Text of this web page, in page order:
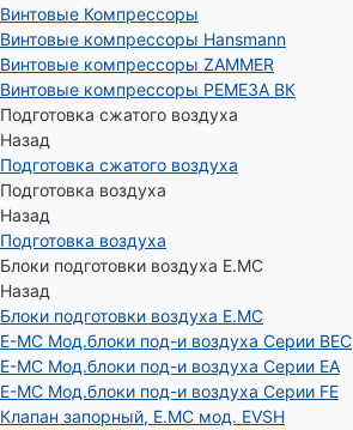
Винтовые Компрессоры
Винтовые компрессоры Hansmann
Винтовые компрессоры ZAMMER
Винтовые компрессоры РЕМЕЗА ВК
Подготовка сжатого воздуха
Назад
Подготовка сжатого воздуха
Подготовка воздуха
Назад
Подготовка воздуха
Блоки подготовки воздуха E.MC
Назад
Блоки подготовки воздуха E.MC
E-MC Мод.блоки под-и воздуха Серии BEC
E-MC Мод.блоки под-и воздуха Серии EA
E-MC Мод.блоки под-и воздуха Серии FE
Клапан запорный, E.MC мод. EVSH